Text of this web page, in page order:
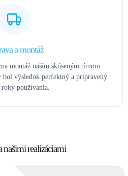
a montáž
montáž naším skúseným tímom.
bol výsledok perfektný a pripravený
používania.
našimi realizáciami